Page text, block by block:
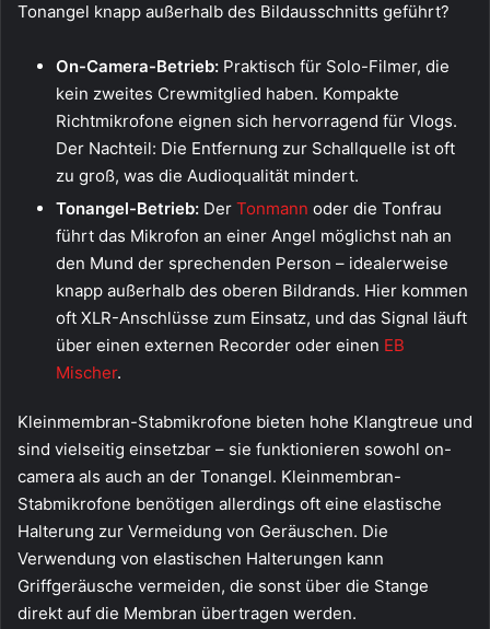
Tonangel knapp außerhalb des Bildausschnitts geführt?
On-Camera-Betrieb: Praktisch für Solo-Filmer, die
kein zweites Crewmitglied haben. Kompakte
Richtmikrofone eignen sich hervorragend für Vlogs.
Der Nachteil: Die Entfernung zur Schallquelle ist oft
zu groß, was die Audioqualität mindert.
Tonangel-Betrieb: Der Tonmann oder die Tonfrau
führt das Mikrofon an einer Angel möglichst nah an
den Mund der sprechenden Person – idealerweise
knapp außerhalb des oberen Bildrands. Hier kommen
oft XLR-Anschlüsse zum Einsatz, und das Signal läuft
über einen externen Recorder oder einen EB
Mischer.
Kleinmembran-Stabmikrofone bieten hohe Klangtreue und
sind vielseitig einsetzbar – sie funktionieren sowohl on-
camera als auch an der Tonangel. Kleinmembran-
Stabmikrofone benötigen allerdings oft eine elastische
Halterung zur Vermeidung von Geräuschen. Die
Verwendung von elastischen Halterungen kann
Griffgeräusche vermeiden, die sonst über die Stange
direkt auf die Membran übertragen werden.